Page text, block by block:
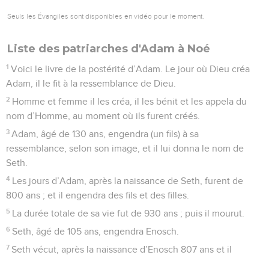
Seuls les Évangiles sont disponibles en vidéo pour le moment.
Liste des patriarches d'Adam à Noé
1 Voici le livre de la postérité d’Adam. Le jour où Dieu créa
Adam, il le fit à la ressemblance de Dieu.
2 Homme et femme il les créa, il les bénit et les appela du
nom d’Homme, au moment où ils furent créés.
3 Adam, âgé de 130 ans, engendra (un fils) à sa
ressemblance, selon son image, et il lui donna le nom de
Seth.
4 Les jours d’Adam, après la naissance de Seth, furent de
800 ans ; et il engendra des fils et des filles.
5 La durée totale de sa vie fut de 930 ans ; puis il mourut.
6 Seth, âgé de 105 ans, engendra Enosch.
7 Seth vécut, après la naissance d’Enosch 807 ans et il